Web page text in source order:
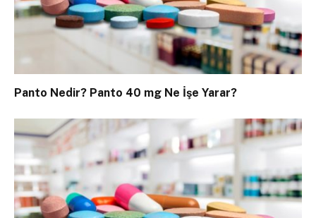
Panto Nedir? Panto 40 mg Ne İşe Yarar?